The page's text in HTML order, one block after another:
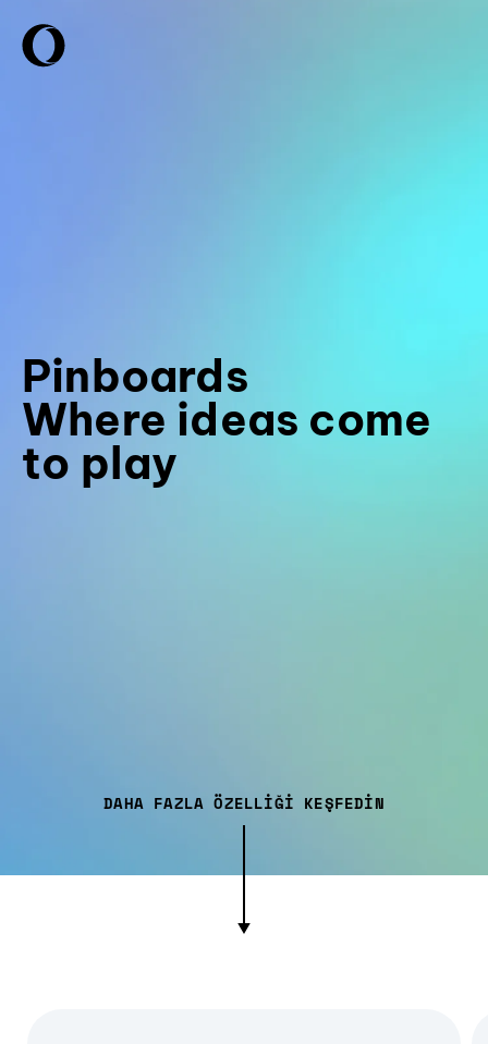
Pinboards
Where ideas come
to play
DAHA FAZLA ÖZELLIĞI KEŞFEDIN